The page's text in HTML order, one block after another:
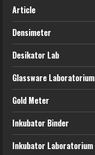
Article
Densimeter
Desikator Lab
Glassware Laboratorium
Gold Meter
Inkubator Binder
Inkubator Laboratorium